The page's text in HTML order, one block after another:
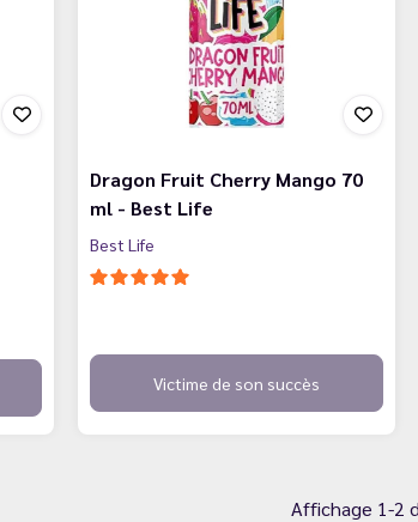
Dragon Fruit Cherry Mango 70
ml - Best Life
Best Life
Victime de son succès
Affichage 1-2